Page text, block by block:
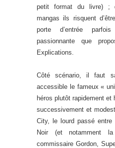
petit format du livre) ;
mangas ils risquent
porte d’entrée
passionnante que
Explications.
Côté scénario, il faut
accessible le fameux «
héros plutôt rapidement et
successivement et
City, le lourd passé
Noir (et notamment
commissaire Gordon,